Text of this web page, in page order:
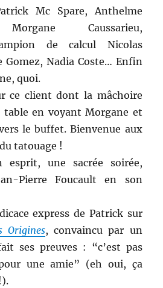
Mc Spare, Anthelme
Morgane Caussarieu,
de calcul Nicolas
Gomez, Nadia Coste… Enfin
quoi.
ce client dont la mâchoire
en voyant Morgane et
le buffet. Bienvenue aux
tatouage !
esprit, une sacrée soirée,
Pierre Foucault en son
express de Patrick sur
Origines, convaincu par un
ses preuves : “c’est pas
une amie” (eh oui, ça